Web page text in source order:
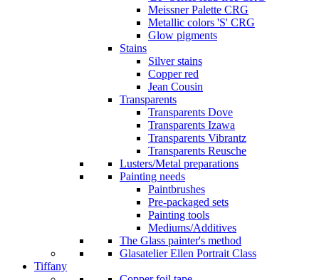
Meissner Palette CRG
Metallic colors 'S' CRG
Glow pigments
Stains
Silver stains
Copper red
Jean Cousin
Transparents
Transparents Dove
Transparents Izawa
Transparents Vibrantz
Transparents Reusche
Lusters/Metal preparations
Painting needs
Paintbrushes
Pre-packaged sets
Painting tools
Mediums/Additives
The Glass painter's method
Glasatelier Ellen Portrait Class
Tiffany